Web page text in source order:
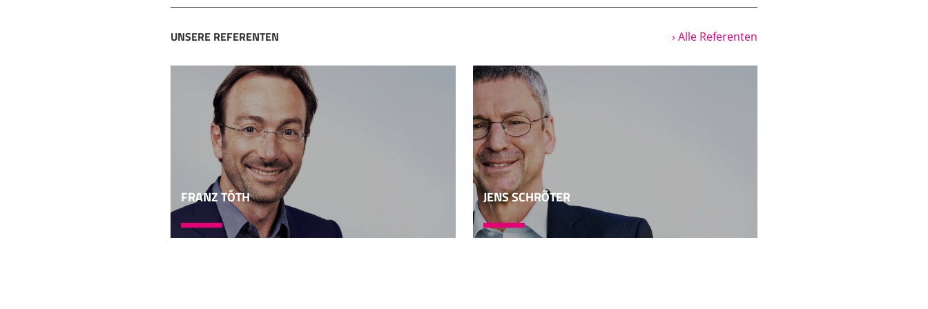
Metier ist nicht Dogma, sondern Reflexion des Dogmas. Das muss man mal kurz sacken lassen ...
Geist, Kirche, Gottesdienst und so weiter und so weiter. So, das wäre die klassische Version. Also, wer
Zukunft und Hoffnung sucht, bitte auf das Evangelium hoffen. Die Pfarrerinnen und Pfarrer in der
Kirche, die können sich nicht so wegdrücken, also die muss man behaften. Da kann man ungefähr
erhoffen und erwarten, dass die liefern. Die würden dann sagen: "Ich habe mal gelernt, ich mache doch
nur Dienst am Wort." Ja, aber immerhin, das würde man verlangen. Neuzeitlich-modern haben wir das
dann noch ein bisschen klüger gemacht und gesagt: Ja, Reformations zeit, die Differenzierung
Evangelium und Dogma ist das eine, Ereignis und Lehre oder Reflexion auf die Lehre. Neuzeitlich
unterscheiden wir ganz grundsätzlich zwischen Religion und Theologie. Religion ist Praxis, Religion ist
persönliche Haltung, Religion ist erfahrungsgesättigt, ist was Soziales, was Gemeinschaftliches. So,
Theologie ist Reflexion auf Religion. Und die
UNSERE REFERENTEN › Alle Referenten
FRANZ TÓTH JENS SCHRÖTER